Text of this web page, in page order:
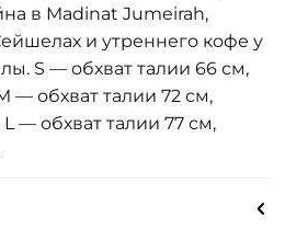
в Madinat Jumeirah,
и утреннего кофе у
S — обхват талии 66 см,
— обхват талии 72 см,
— обхват талии 77 см,